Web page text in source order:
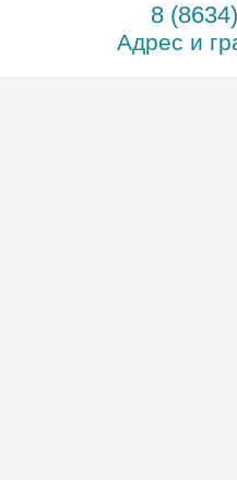
8
Адрес и